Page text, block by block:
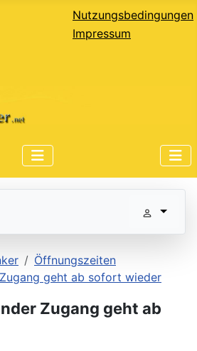
Nutzungsbedingungen
Impressum
Öffnungszeiten
geht ab sofort wieder
Zugang geht ab